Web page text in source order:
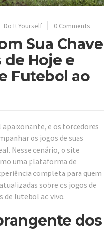
Do It Yourself 0 Comments
Sua Chave
de Hoje e
Futebol ao
e os torcedores
os jogos de suas
Nesse cenário, o site
uma plataforma de
completa para quem
sobre os jogos de
de futebol ao vivo.
dos